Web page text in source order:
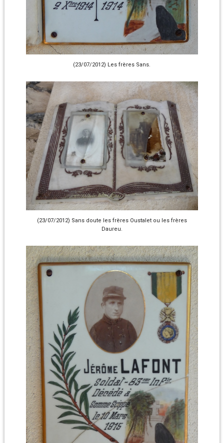
(23/07/2012) Les frères Sans.
(23/07/2012) Sans doute les frères Oustalet ou les frères
Daureu.